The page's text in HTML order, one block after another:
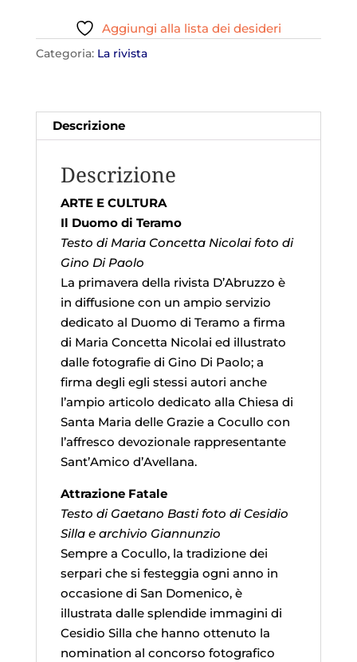
Aggiungi alla lista dei desideri
Categoria: La rivista
Descrizione
Descrizione
ARTE E CULTURA
Il Duomo di Teramo
Testo di Maria Concetta Nicolai foto di
Gino Di Paolo
La primavera della rivista D’Abruzzo è
in diffusione con un ampio servizio
dedicato al Duomo di Teramo a firma
di Maria Concetta Nicolai ed illustrato
dalle fotografie di Gino Di Paolo; a
firma degli egli stessi autori anche
l’ampio articolo dedicato alla Chiesa di
Santa Maria delle Grazie a Cocullo con
l’affresco devozionale rappresentante
Sant’Amico d’Avellana.
Attrazione Fatale
Testo di Gaetano Basti foto di Cesidio
Silla e archivio Giannunzio
Sempre a Cocullo, la tradizione dei
serpari che si festeggia ogni anno in
occasione di San Domenico, è
illustrata dalle splendide immagini di
Cesidio Silla che hanno ottenuto la
nomination al concorso fotografico